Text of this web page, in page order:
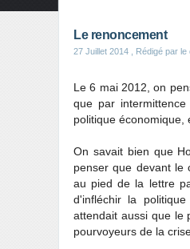
Le renoncement
27 Juillet 2014 , Rédigé par
Le 6 mai 2012, on
que par
politique économique,
On savait bien que
penser que devant le
au pied de la lettre
d'infléchir la
attendait aussi que le
pourvoyeurs de la